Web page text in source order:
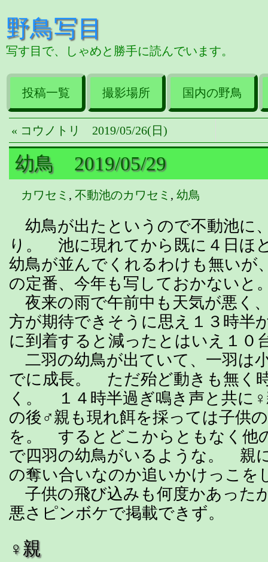
野鳥写目
写す目で、しゃめと勝手に読んでいます。
投稿一覧 撮影場所 国内の野鳥
« コウノトリ 2019/05/26(日)
幼鳥 2019/05/29
カワセミ , 不動池のカワセミ , 幼鳥
幼鳥が出たというので不動池に
り。 池に現れてから既に４日ほ
幼鳥が並んでくれるわけも無いが
の定番、今年も写しておかないと
夜来の雨で午前中も天気が悪く
方が期待できそうに思え１３時
に到着すると減ったとはいえ１０
二羽の幼鳥が出ていて、一羽は
でに成長。 ただ殆ど動きも無く
く。 １４時半過ぎ鳴き声と共に
の後♂親も現れ餌を採っては子供
を。 するとどこからともなく他
で四羽の幼鳥がいるような。 親
の奪い合いなのか追いかけっこを
子供の飛び込みも何度かあった
悪さピンボケで掲載できず。
♀親